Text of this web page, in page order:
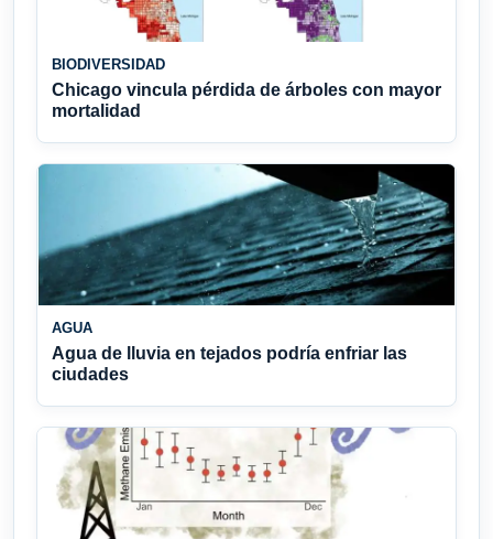
BIODIVERSIDAD
Chicago vincula pérdida de árboles con mayor
mortalidad
AGUA
Agua de lluvia en tejados podría enfriar las
ciudades